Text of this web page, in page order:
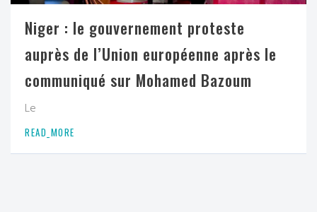
Niger : le gouvernement proteste
auprès de l’Union européenne après le
communiqué sur Mohamed Bazoum
Le
READ_MORE